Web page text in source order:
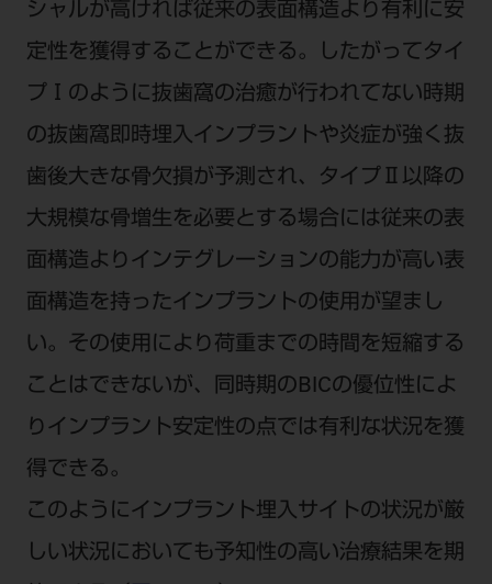
シャルが高ければ従来の表面構造より有利に安
定性を獲得することができる。したがってタイ
プⅠのように抜歯窩の治癒が行われてない時期
の抜歯窩即時埋入インプラントや炎症が強く抜
歯後大きな骨欠損が予測され、タイプⅡ以降の
大規模な骨増生を必要とする場合には従来の表
面構造よりインテグレーションの能力が高い表
面構造を持ったインプラントの使用が望まし
い。その使用により荷重までの時間を短縮する
ことはできないが、同時期のBICの優位性によ
りインプラント安定性の点では有利な状況を獲
得できる。
このようにインプラント埋入サイトの状況が厳
しい状況においても予知性の高い治療結果を期